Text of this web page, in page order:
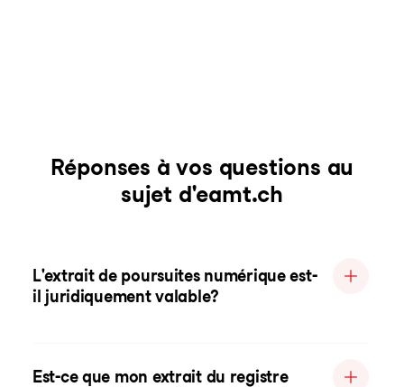
Réponses à vos questions au
sujet d'eamt.ch
L'extrait de poursuites numérique est-
il juridiquement valable?
Est-ce que mon extrait du registre